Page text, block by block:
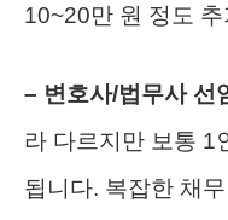
10~20만 원 정도
– 변호사/법무사 선
라 다르지만 보통 1
됩니다. 복잡한 채